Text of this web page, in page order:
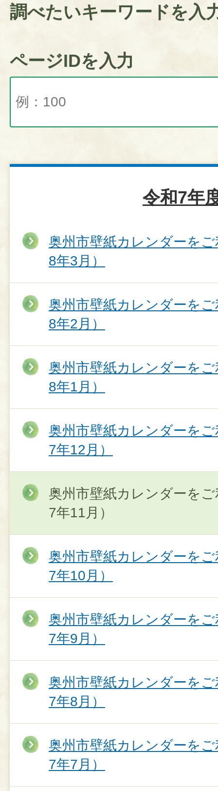
調べたいキーワードを入
ページIDを入力
令和7年
奥州市壁紙カレンダーを
8年3月）
奥州市壁紙カレンダーを
8年2月）
奥州市壁紙カレンダーを
8年1月）
奥州市壁紙カレンダーを
7年12月）
奥州市壁紙カレンダーを
7年11月）
奥州市壁紙カレンダーを
7年10月）
奥州市壁紙カレンダーを
7年9月）
奥州市壁紙カレンダーを
7年8月）
奥州市壁紙カレンダーを
7年7月）